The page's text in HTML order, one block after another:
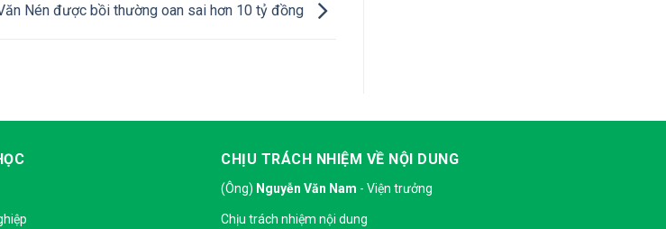
Nén được bồi thường oan sai hơn 10 tỷ đồng
CHỊU TRÁCH NHIỆM VỀ NỘI DUNG
(Ông) Nguyễn Văn Nam - Viện trưởng
Chịu trách nhiệm nội dung